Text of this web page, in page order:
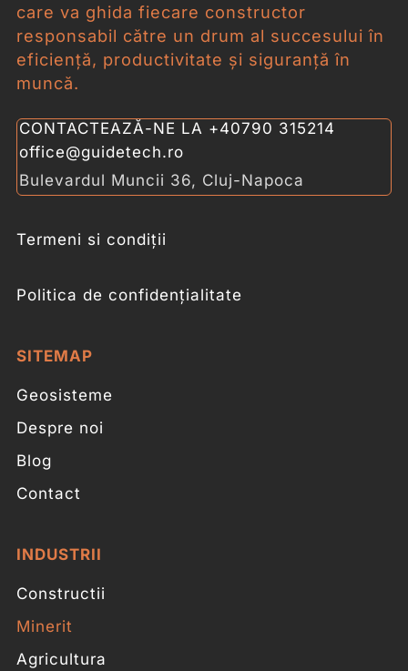
care va ghida fiecare constructor
responsabil către un drum al succesului în
eficiență, productivitate și siguranță în
muncă.
CONTACTEAZĂ-NE LA +40790 315214
office@guidetech.ro
Bulevardul Muncii 36, Cluj-Napoca
Termeni si condiții
Politica de confidențialitate
SITEMAP
Geosisteme
Despre noi
Blog
Contact
INDUSTRII
Constructii
Minerit
Agricultura